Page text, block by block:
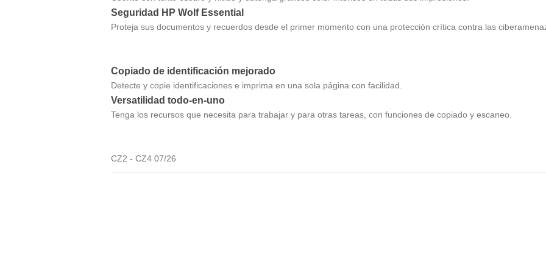
Seguridad HP Wolf Essential
Proteja sus documentos y recuerdos desde el primer momento con una protección crítica contra las
Copiado de identificación mejorado
Detecte y copie identificaciones e imprima en una sola página con facilidad.
Versatilidad todo-en-uno
Tenga los recursos que necesita para trabajar y para otras tareas, con funciones de copiado y escaneo.
CZ2 - CZ4 07/26